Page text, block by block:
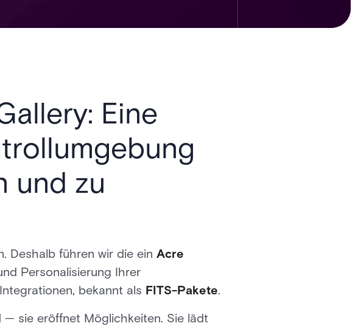
Eine
und zu
Deshalb führen wir die ein Acre
Personalisierung Ihrer
bekannt als FITS-Pakete.
— sie eröffnet Möglichkeiten. Sie lädt